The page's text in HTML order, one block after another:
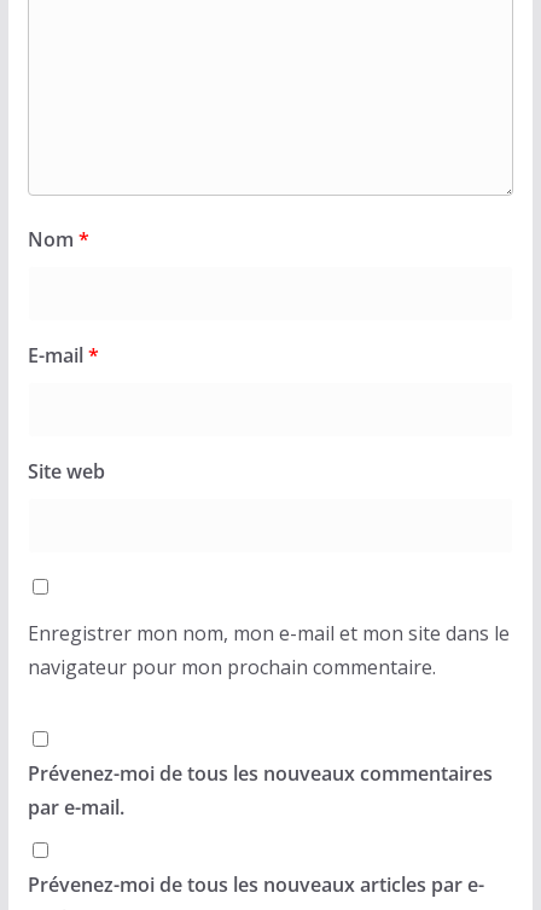
Nom *
E-mail*
Site web
Enregistrer mon nom, mon e-mail et mon site dans le
navigateur pour mon prochain commentaire.
Prévenez-moi de tous les nouveaux commentaires
par e-mail.
Prévenez-moi de tous les nouveaux articles par e-